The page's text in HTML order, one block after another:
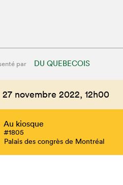
par DU QUEBECOIS
27 novembre 2022, 12h00
Au kiosque
#1805
Palais des congrès de Montréal